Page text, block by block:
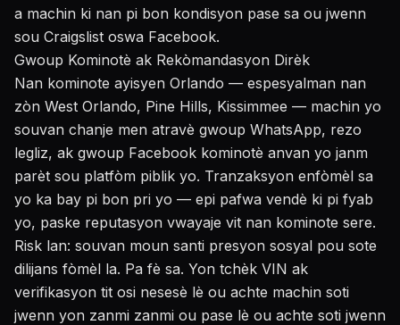
a machin ki nan pi bon kondisyon pase sa ou jwenn
sou Craigslist oswa Facebook.
Gwoup Kominotè ak Rekòmandasyon Dirèk
Nan kominote ayisyen Orlando — espesyalman nan
zòn West Orlando, Pine Hills, Kissimmee — machin yo
souvan chanje men atravè gwoup WhatsApp, rezo
legliz, ak gwoup Facebook kominotè anvan yo janm
parèt sou platfòm piblik yo. Tranzaksyon enfòmèl sa
yo ka bay pi bon pri yo — epi pafwa vendè ki pi fyab
yo, paske reputasyon vwayaje vit nan kominote sere.
Risk lan: souvan moun santi presyon sosyal pou sote
dilijans fòmèl la. Pa fè sa. Yon tchèk VIN ak
verifikasyon tit osi nesesè lè ou achte machin soti
jwenn yon zanmi zanmi ou pase lè ou achte soti jwenn